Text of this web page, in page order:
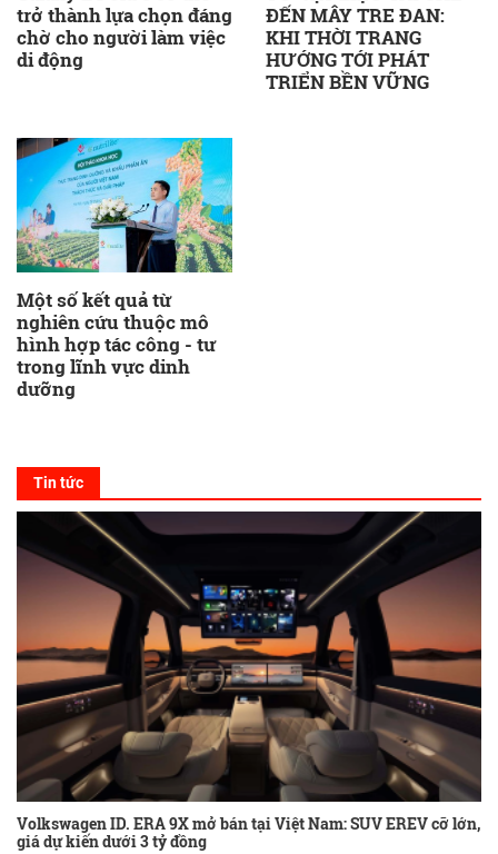
trở thành lựa chọn đáng
chờ cho người làm việc
di động
ĐẾN MÂY TRE ĐAN:
KHI THỜI TRANG
HƯỚNG TỚI PHÁT
TRIỂN BỀN VỮNG
Một số kết quả từ
nghiên cứu thuộc mô
hình hợp tác công - tư
trong lĩnh vực dinh
dưỡng
Tin tức
Volkswagen ID. ERA 9X mở bán tại Việt Nam: SUV EREV cỡ lớn,
giá dự kiến dưới 3 tỷ đồng